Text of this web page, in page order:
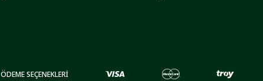
ÖDEME SEÇENEKLERİ